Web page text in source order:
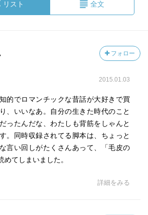
リスト 全文
フォロー
2015.01.03
的でロマンチックな昔話が大好きで買
、いいなあ。自分の生きた時代のこと
ったんだな、わたしも背筋をしゃんと
。同時収録されてる脚本は、ちょっと
言い回しがたくさんあって、「毛皮の
めてしまいました。
詳細をみる